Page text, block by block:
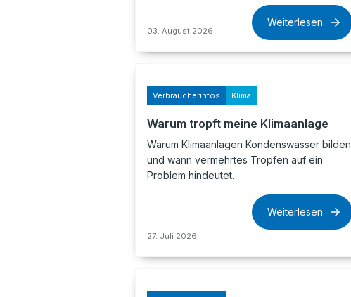
03. August 2026
Weiterlesen
Verbraucherinfos Klima
Warum tropft meine Klimaanlage
Warum Klimaanlagen Kondenswasser bilden
und wann vermehrtes Tropfen auf ein
Problem hindeutet.
27. Juli 2026
Weiterlesen